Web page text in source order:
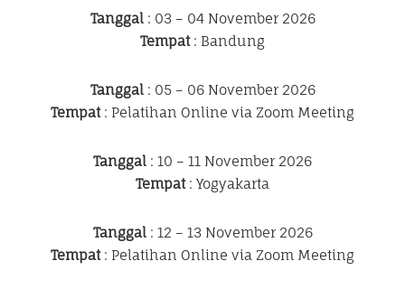
Tanggal: 03 – 04 November 2026
Tempat: Bandung
Tanggal: 05 – 06 November 2026
Tempat: Pelatihan Online via Zoom Meeting
Tanggal : 10 – 11 November 2026
Tempat: Yogyakarta
Tanggal: 12 – 13 November 2026
Tempat: Pelatihan Online via Zoom Meeting